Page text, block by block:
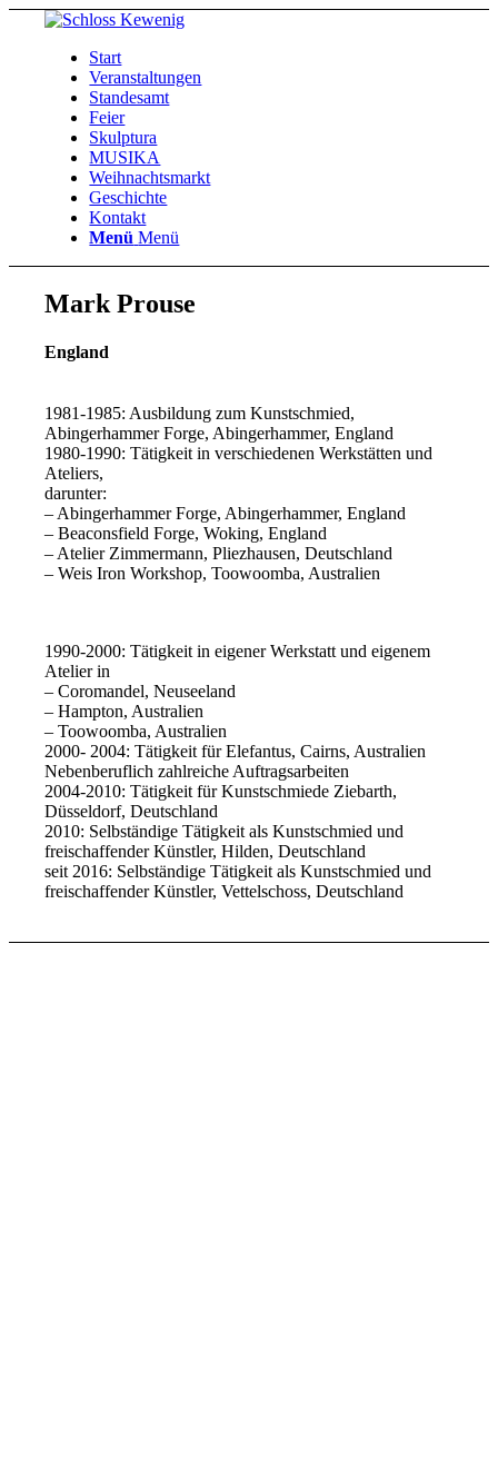
Start
Veranstaltungen
Standesamt
Feier
Skulptura
MUSIKA
Weihnachtsmarkt
Geschichte
Kontakt
Menü Menü
Mark Prouse
England
1981-1985: Ausbildung zum Kunstschmied,
Abingerhammer Forge, Abingerhammer, England
1980-1990: Tätigkeit in verschiedenen Werkstätten und
Ateliers,
darunter:
– Abingerhammer Forge, Abingerhammer, England
– Beaconsfield Forge, Woking, England
– Atelier Zimmermann, Pliezhausen, Deutschland
– Weis Iron Workshop, Toowoomba, Australien
1990-2000: Tätigkeit in eigener Werkstatt und eigenem
Atelier in
– Coromandel, Neuseeland
– Hampton, Australien
– Toowoomba, Australien
2000- 2004: Tätigkeit für Elefantus, Cairns, Australien
Nebenberuflich zahlreiche Auftragsarbeiten
2004-2010: Tätigkeit für Kunstschmiede Ziebarth,
Düsseldorf, Deutschland
2010: Selbständige Tätigkeit als Kunstschmied und
freischaffender Künstler, Hilden, Deutschland
seit 2016: Selbständige Tätigkeit als Kunstschmied und
freischaffender Künstler, Vettelschoss, Deutschland